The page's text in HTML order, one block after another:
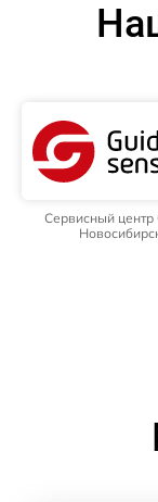
Сервисный центр